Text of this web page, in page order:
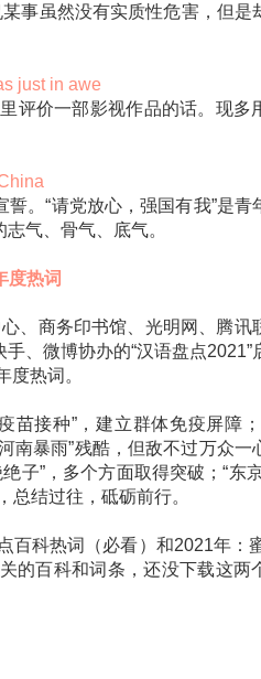
事虽然没有实质性危害，但是
just in awe
评价一部影视作品的话。现多
。“请党放心，强国有我”是青
气、骨气、底气。
度热词
、商务印书馆、光明网、腾讯
、微博协办的“汉语盘点2021”
热词。
苗接种”，建立群体免疫屏障
南暴雨”残酷，但敌不过万众一
子”，多个方面取得突破；“东
总结过往，砥砺前行。
百科热词（必看）和2021年：
的百科和词条，还没下载这两